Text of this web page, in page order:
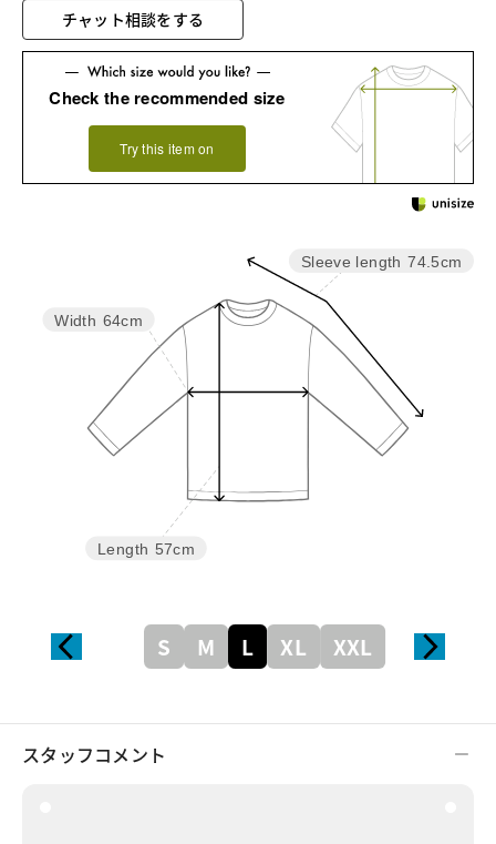
チャット相談をする
Check the recommended size
Try this item on
Sleeve length 74.5cm
Length 57cm
Width 64cm
S M L XL XXL
スタッフコメント